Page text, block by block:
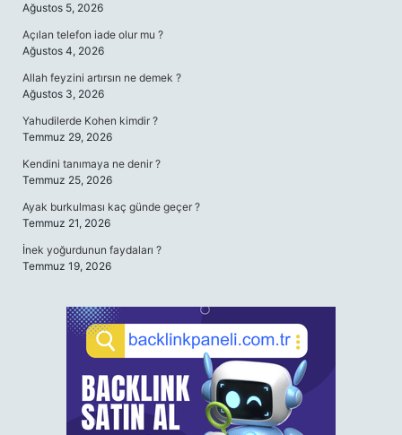
Ağustos 5, 2026
Açılan telefon iade olur mu ?
Ağustos 4, 2026
Allah feyzini artırsın ne demek ?
Ağustos 3, 2026
Yahudilerde Kohen kimdir ?
Temmuz 29, 2026
Kendini tanımaya ne denir ?
Temmuz 25, 2026
Ayak burkulması kaç günde geçer ?
Temmuz 21, 2026
İnek yoğurdunun faydaları ?
Temmuz 19, 2026